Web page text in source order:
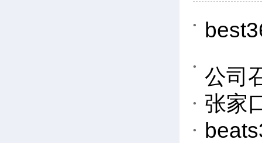
公司
张家